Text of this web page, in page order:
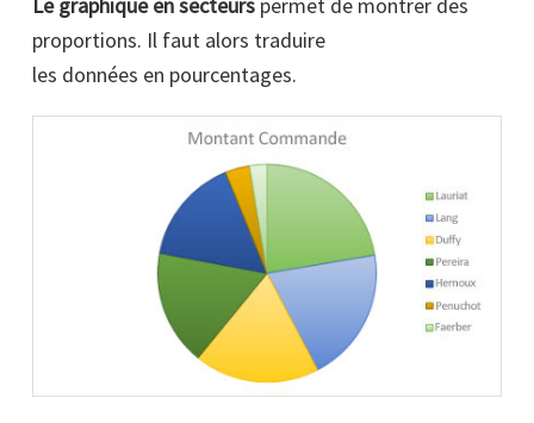
proportions. Il faut alors traduire
les données en pourcentages.